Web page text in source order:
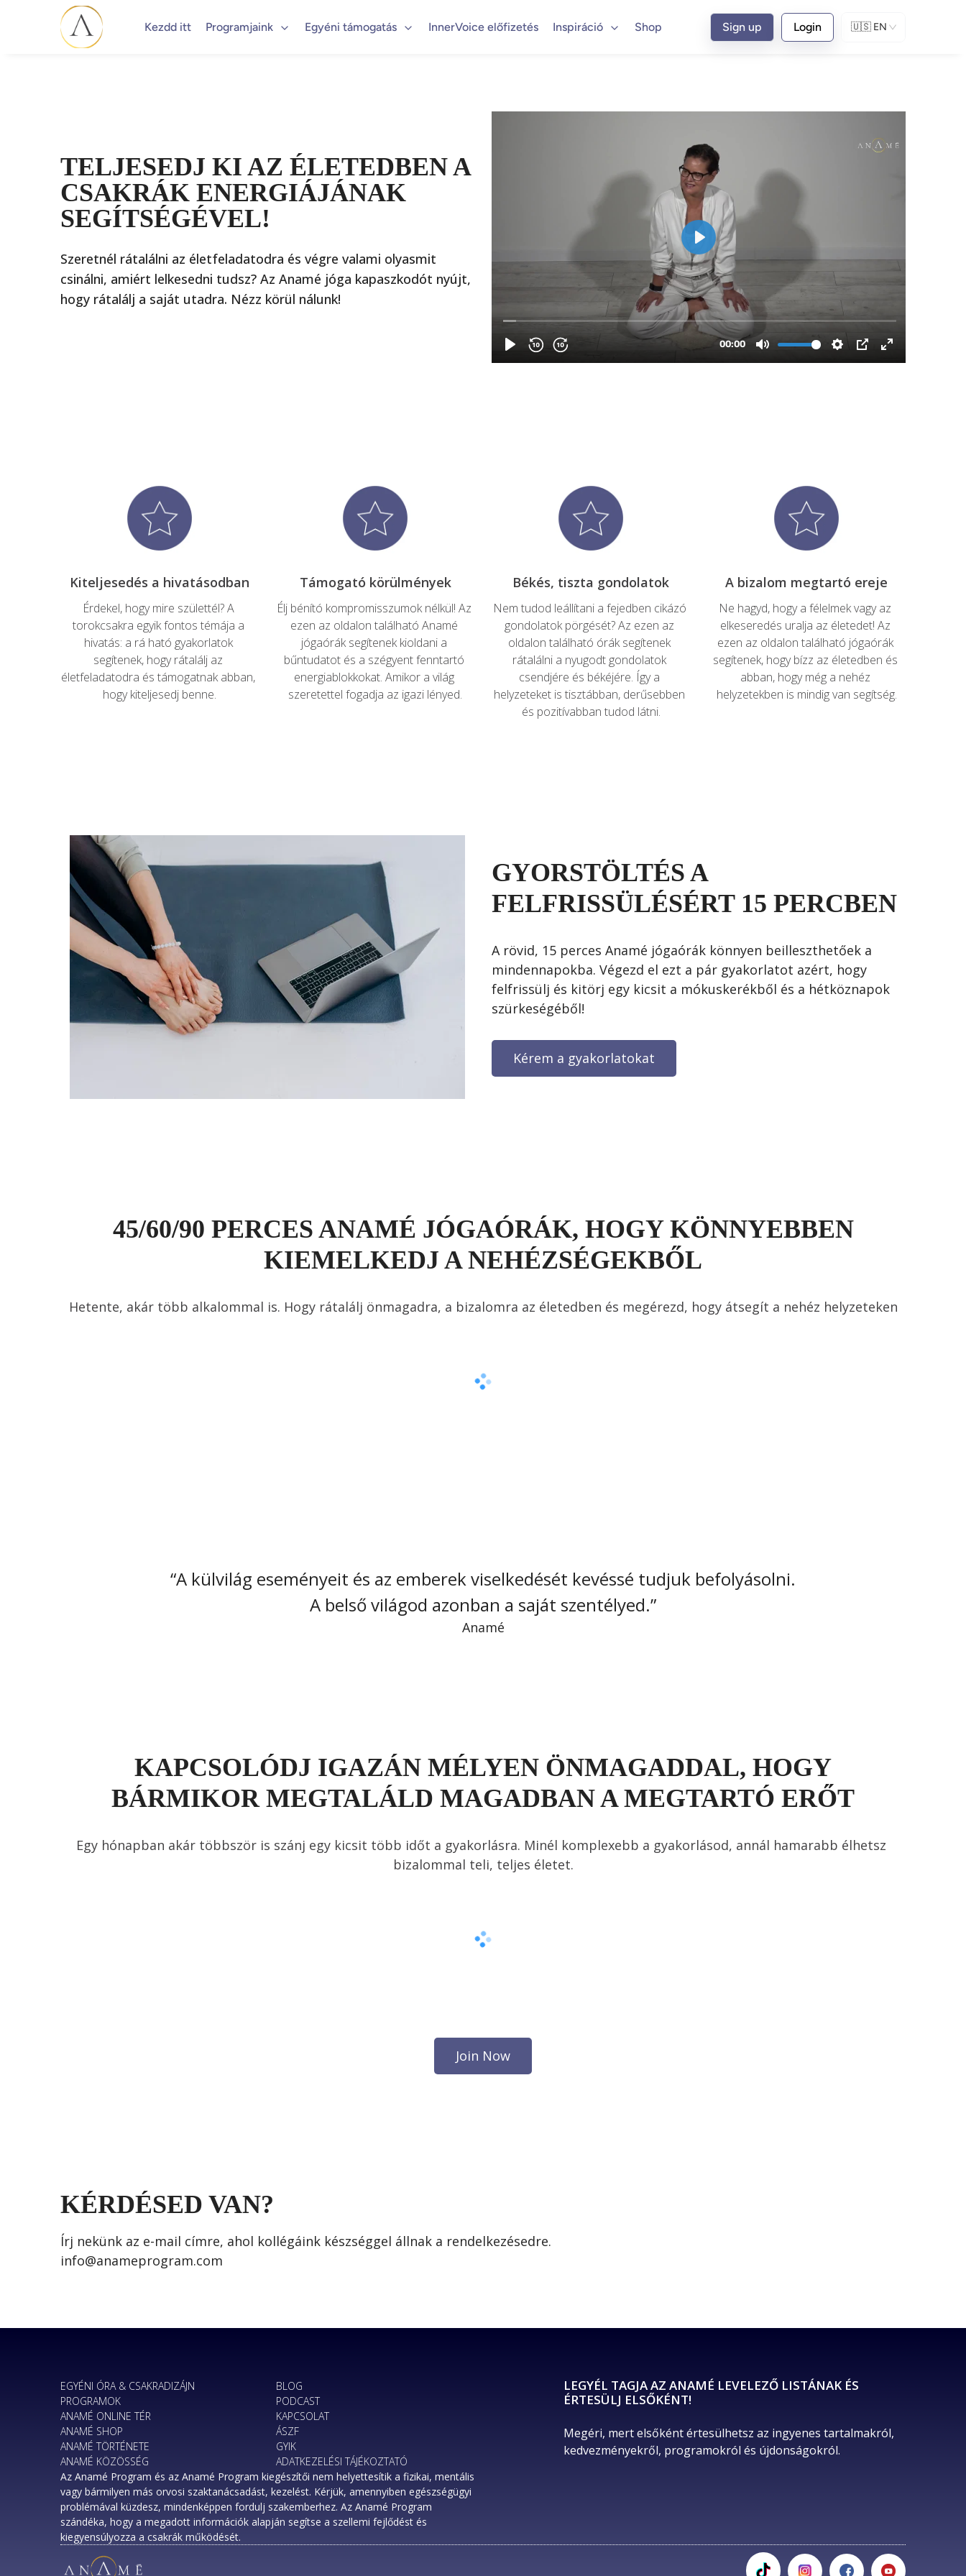
Kezdd itt Programjaink Egyéni támogatás InnerVoice előfizetés Inspiráció Shop Sign up Login 🇺🇸 EN
TELJESEDJ KI AZ ÉLETEDBEN A
CSAKRÁK ENERGIÁJÁNAK
SEGÍTSÉGÉVEL!
Szeretnél rátalálni az életfeladatodra és végre valami olyasmit
csinálni, amiért lelkesedni tudsz? Az Anamé jóga kapaszkodót nyújt,
hogy rátalálj a saját utadra. Nézz körül nálunk!
Érdekel, hogy mire születtél? A
torokcsakra egyik fontos témája a
hivatás: a rá ható gyakorlatok
segítenek, hogy rátalálj az
életfeladatodra és támogatnak abban,
hogy kiteljesedj benne.
Támogató körülmények
Élj bénító kompromisszumok nélkül! Az
ezen az oldalon található Anamé
jógaórák segítenek kioldani a
bűntudatot és a szégyent fenntartó
energiablokkokat. Amikor a világ
szeretettel fogadja az igazi lényed.
Nem tudod leállítani a fejedben cikázó
gondolatok pörgését? Az ezen az
oldalon található órák segítenek
rátalálni a nyugodt gondolatok
csendjére és békéjére. Így a
helyzeteket is tisztábban, derűsebben
és pozitívabban tudod látni.
Ne hagyd, hogy a félelmek vagy az
elkeseredés uralja az életedet! Az
ezen az oldalon található jógaórák
segítenek, hogy bízz az életedben és
abban, hogy még a nehéz
helyzetekben is mindig van segítség.
GYORSTÖLTÉS A
FELFRISSÜLÉSÉRT 15 PERCBEN
A rövid, 15 perces Anamé jógaórák könnyen beilleszthetőek a
mindennapokba. Végezd el ezt a pár gyakorlatot azért, hogy
felfrissülj és kitörj egy kicsit a mókuskerékből és a hétköznapok
Kérem a gyakorlatokat
45/60/90 PERCES ANAMÉ JÓGAÓRÁK, HOGY KÖNNYEBBEN
KIEMELKEDJ A NEHÉZSÉGEKBŐL
Hetente, akár több alkalommal is. Hogy rátalálj önmagadra, a bizalomra az életedben és megérezd, hogy átsegít a nehéz helyzeteken
“A külvilág eseményeit és az emberek viselkedését kevéssé tudjuk befolyásolni.
A belső világod azonban a saját szentélyed.”
Anamé
KAPCSOLÓDJ IGAZÁN MÉLYEN ÖNMAGADDAL, HOGY
BÁRMIKOR MEGTALÁLD MAGADBAN A MEGTARTÓ ERŐT
Egy hónapban akár többször is szánj egy kicsit több időt a gyakorlásra. Minél komplexebb a gyakorlásod, annál hamarabb élhetsz
bizalommal teli, teljes életet.
Join Now
KÉRDÉSED VAN?
Írj nekünk az e-mail címre, ahol kollégáink készséggel állnak a rendelkezésedre.
info@anameprogram.com
EGYÉNI ÓRA & CSAKRADIZÁJN
PROGRAMOK
ANAMÉ ONLINE TÉR
ANAMÉ SHOP
ANAMÉ TÖRTÉNETE
ANAMÉ KÖZÖSSÉG
BLOG
PODCAST
KAPCSOLAT
ÁSZF
GYIK
ADATKEZELÉSI TÁJÉKOZTATÓ
Az Anamé Program és az Anamé Program kiegészítői nem helyettesítik a fizikai, mentális
vagy bármilyen más orvosi szaktanácsadást, kezelést. Kérjük, amennyiben egészségügyi
problémával küzdesz, mindenképpen fordulj szakemberhez. Az Anamé Program
szándéka, hogy a megadott információk alapján segítse a szellemi fejlődést és
kiegyensúlyozza a csakrák működését.
LEGYÉL TAGJA AZ ANAMÉ LEVELEZŐ LISTÁNAK ÉS
ÉRTESÜLJ ELSŐKÉNT!
Megéri, mert elsőként értesülhetsz az ingyenes tartalmakról,
kedvezményekről, programokról és újdonságokról.